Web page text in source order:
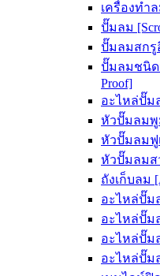
เครื่องทำ
ปั๊มลม
ปั๊มลมสกรู
ปั๊มลมชนิดเ
Proof]
อะไหล่ปั๊ม
หัวปั๊มลมพู
หัวปั๊มลมฟู
หัวปั๊มลมส
ถังเก็บลม
อะไหล่ปั๊ม
อะไหล่ปั๊มล
อะไหล่ปั๊ม
อะไหล่ปั๊มล